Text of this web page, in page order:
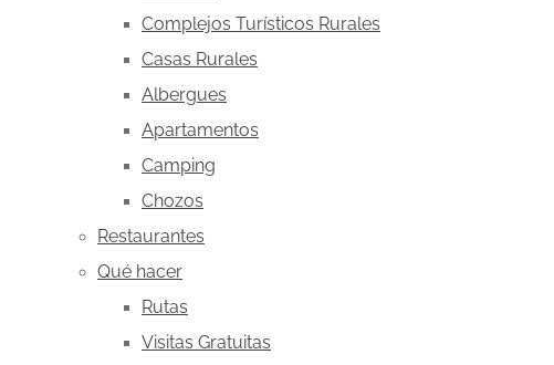
Complejos Turísticos Rurales
Casas Rurales
Albergues
Apartamentos
Camping
Chozos
Restaurantes
Qué hacer
Rutas
Visitas Gratuitas